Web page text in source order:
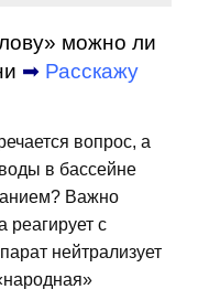
можно ли
➡ Расскажу
вопрос, а
в бассейне
Важно
реагирует с
нейтрализует